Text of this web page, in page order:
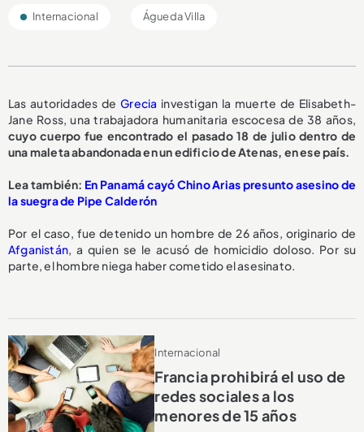
Internacional Águeda Villa
Las autoridades deGrecia investigan la muerte de Elisabeth-
Jane Ross, una trabajadora humanitaria escocesa de 38 años,
cuyo cuerpo fue encontrado el pasado 18 de julio dentro de
una maleta abandonada en un edificio de Atenas, en ese país.
Lea también: En Panamá cayó Chino Arias presunto asesino de
la suegra de Pipe Calderón
Por el caso, fue detenido un hombre de 26 años, originario de
Afganistán, a quien se le acusó de homicidio doloso. Por su
parte, el hombre niega haber cometido el asesinato.
Internacional
Francia prohibirá el uso de
redes sociales a los
menores de 15 años